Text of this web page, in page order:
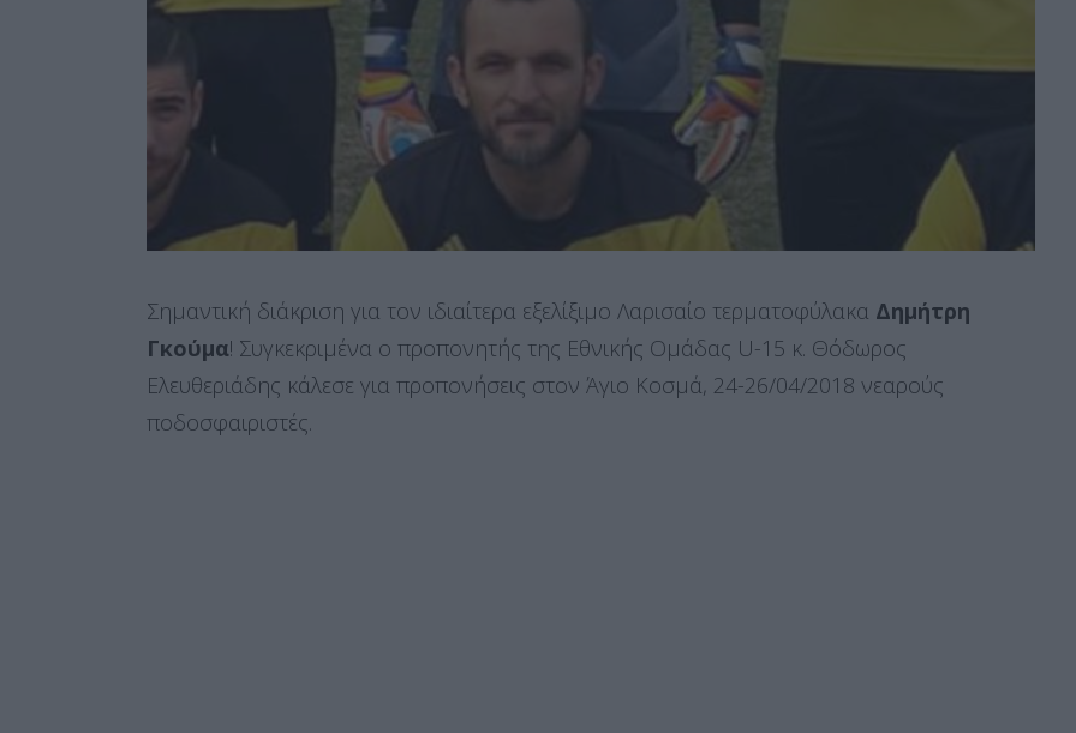
Σημαντική διάκριση για τον ιδιαίτερα εξελίξιμο Λαρισαίο τερματοφύλακα Δημήτρη
Γκούμα! Συγκεκριμένα ο προπονητής της Εθνικής Ομάδας U-15 κ. Θόδωρος
Ελευθεριάδης κάλεσε για προπονήσεις στον Άγιο Κοσμά, 24-26/04/2018 νεαρούς
ποδοσφαιριστές.